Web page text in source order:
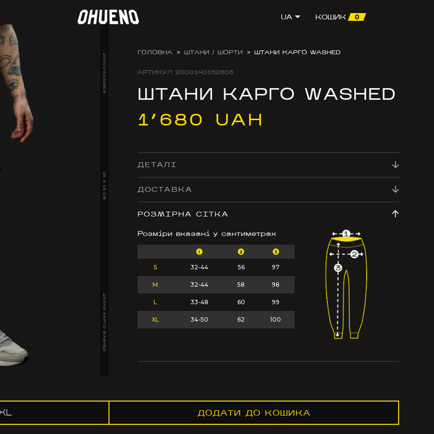
UA КОШИК 0
2000140152803
25 X 16 CM
ШТАНИ КАРГО WASHED
ГОЛОВНА > ШТАНИ / ШОРТИ > ШТАНИ КАРГО WASHED
АРТИКУЛ 2000140152803
ШТАНИ КАРГО WASHED
1’680 UAH
ДЕТАЛІ
ДОСТАВКА
РОЗМІРНА СІТКА
Розміри вказані у сантиметрах
1 2 3
S 32-44 56 97
M 32-44 58 98
L 33-48 60 99
XL 34-50 62 100
ДОДАТИ ДО КОШИКА